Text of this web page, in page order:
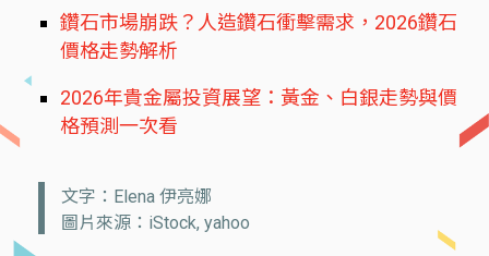
鑽石市場崩跌？人造鑽石衝擊需求，2026鑽石
價格走勢解析
2026年貴金屬投資展望：黃金、白銀走勢與價
格預測一次看
文字：Elena 伊亮娜
圖片來源：iStock, yahoo